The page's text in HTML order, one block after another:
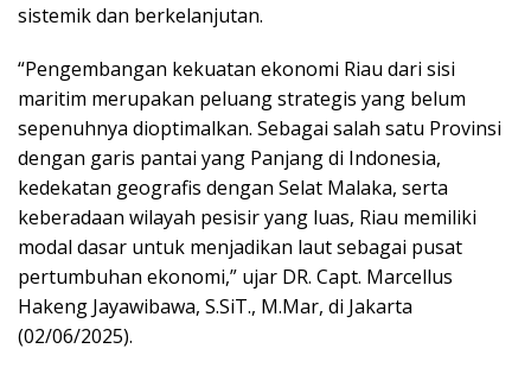
sistemik dan berkelanjutan.
“Pengembangan kekuatan ekonomi Riau dari sisi
maritim merupakan peluang strategis yang belum
sepenuhnya dioptimalkan. Sebagai salah satu Provinsi
dengan garis pantai yang Panjang di Indonesia,
kedekatan geografis dengan Selat Malaka, serta
keberadaan wilayah pesisir yang luas, Riau memiliki
modal dasar untuk menjadikan laut sebagai pusat
pertumbuhan ekonomi,” ujar DR. Capt. Marcellus
Hakeng Jayawibawa, S.SiT., M.Mar, di Jakarta
(02/06/2025).